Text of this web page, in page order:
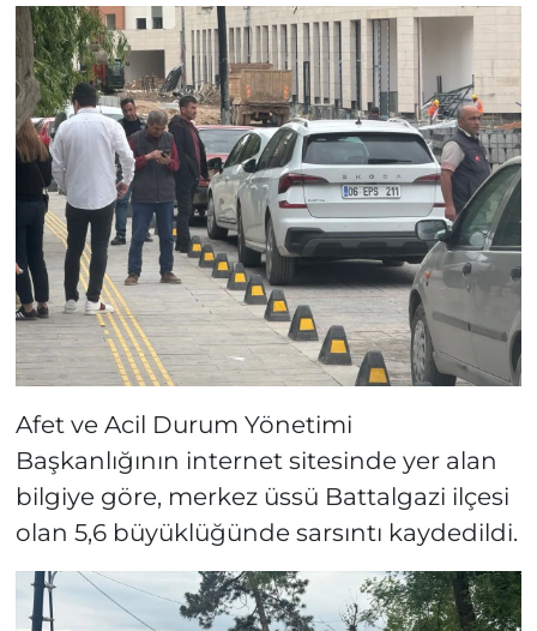
Afet ve Acil Durum Yönetimi
Başkanlığının internet sitesinde yer alan
bilgiye göre, merkez üssü Battalgazi ilçesi
olan 5,6 büyüklüğünde sarsıntı kaydedildi.